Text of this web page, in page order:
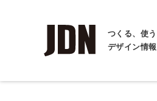
つくる、使
デザイン情